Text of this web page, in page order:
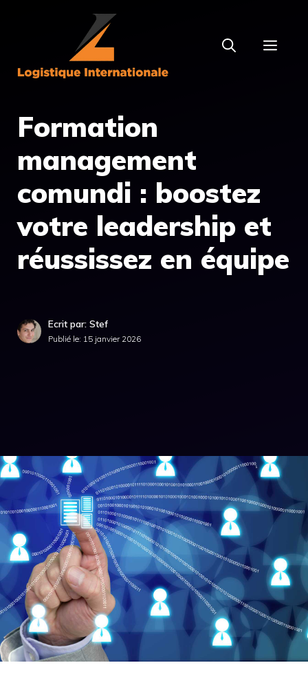
Formation
management
comundi : boostez
votre leadership et
réussissez en équipe
Ecrit par: Stef
Publié le: 15 janvier 2026